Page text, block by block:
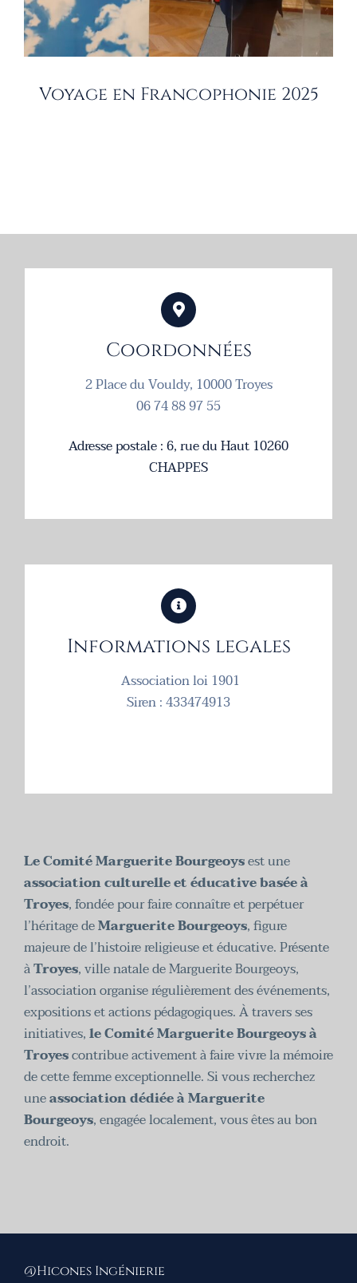
Voyage en Francophonie 2025
Coordonnées
2 Place du Vouldy, 10000 Troyes
06 74 88 97 55
Adresse postale : 6, rue du Haut 10260
CHAPPES
Informations legales
Association loi 1901
Siren : 433474913
Le Comité Marguerite Bourgeoysest une
association culturelle et éducative basée à
Troyes, fondée pour faire connaître et perpétuer
l’héritage deMarguerite Bourgeoys, figure
majeure de l’histoire religieuse et éducative. Présente
àTroyes, ville natale de Marguerite Bourgeoys,
l’association organise régulièrement des événements,
expositions et actions pédagogiques. À travers ses
initiatives,le Comité Marguerite Bourgeoys à
Troyescontribue activement à faire vivre la mémoire
de cette femme exceptionnelle. Si vous recherchez
uneassociation dédiée à Marguerite
Bourgeoys, engagée localement, vous êtes au bon
endroit.
@Hicones Ingénierie